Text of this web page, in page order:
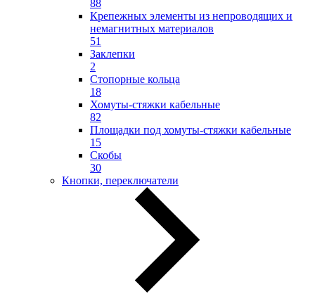
88
Крепежных элементы из непроводящих и
немагнитных материалов
51
Заклепки
2
Стопорные кольца
18
Хомуты-стяжки кабельные
82
Площадки под хомуты-стяжки кабельные
15
Скобы
30
Кнопки, переключатели